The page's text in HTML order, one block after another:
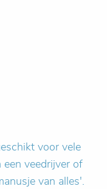
voor vele
veedrijver of
van alles'.